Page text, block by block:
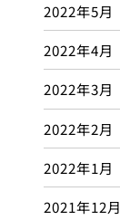
2022年5月
2022年4月
2022年3月
2022年2月
2022年1月
2021年12月